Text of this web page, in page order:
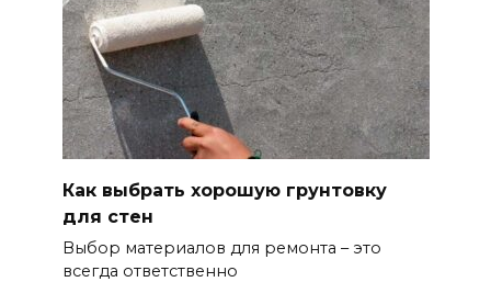
Как выбрать хорошую грунтовку
для стен
Выбор материалов для ремонта – это
всегда ответственно